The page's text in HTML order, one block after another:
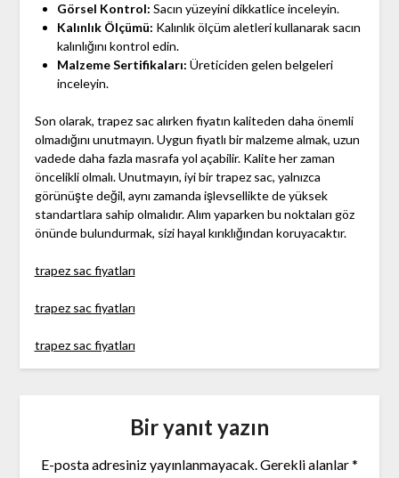
Görsel Kontrol: Sacın yüzeyini dikkatlice inceleyin.
Kalınlık Ölçümü: Kalınlık ölçüm aletleri kullanarak sacın
kalınlığını kontrol edin.
Malzeme Sertifikaları: Üreticiden gelen belgeleri
inceleyin.
Son olarak, trapez sac alırken fiyatın kaliteden daha önemli
olmadığını unutmayın. Uygun fiyatlı bir malzeme almak, uzun
vadede daha fazla masrafa yol açabilir. Kalite her zaman
öncelikli olmalı. Unutmayın, iyi bir trapez sac, yalnızca
görünüşte değil, aynı zamanda işlevsellikte de yüksek
standartlara sahip olmalıdır. Alım yaparken bu noktaları göz
önünde bulundurmak, sizi hayal kırıklığından koruyacaktır.
trapez sac fiyatları
trapez sac fiyatları
trapez sac fiyatları
Bir yanıt yazın
E-posta adresiniz yayınlanmayacak.Gerekli alanlar*